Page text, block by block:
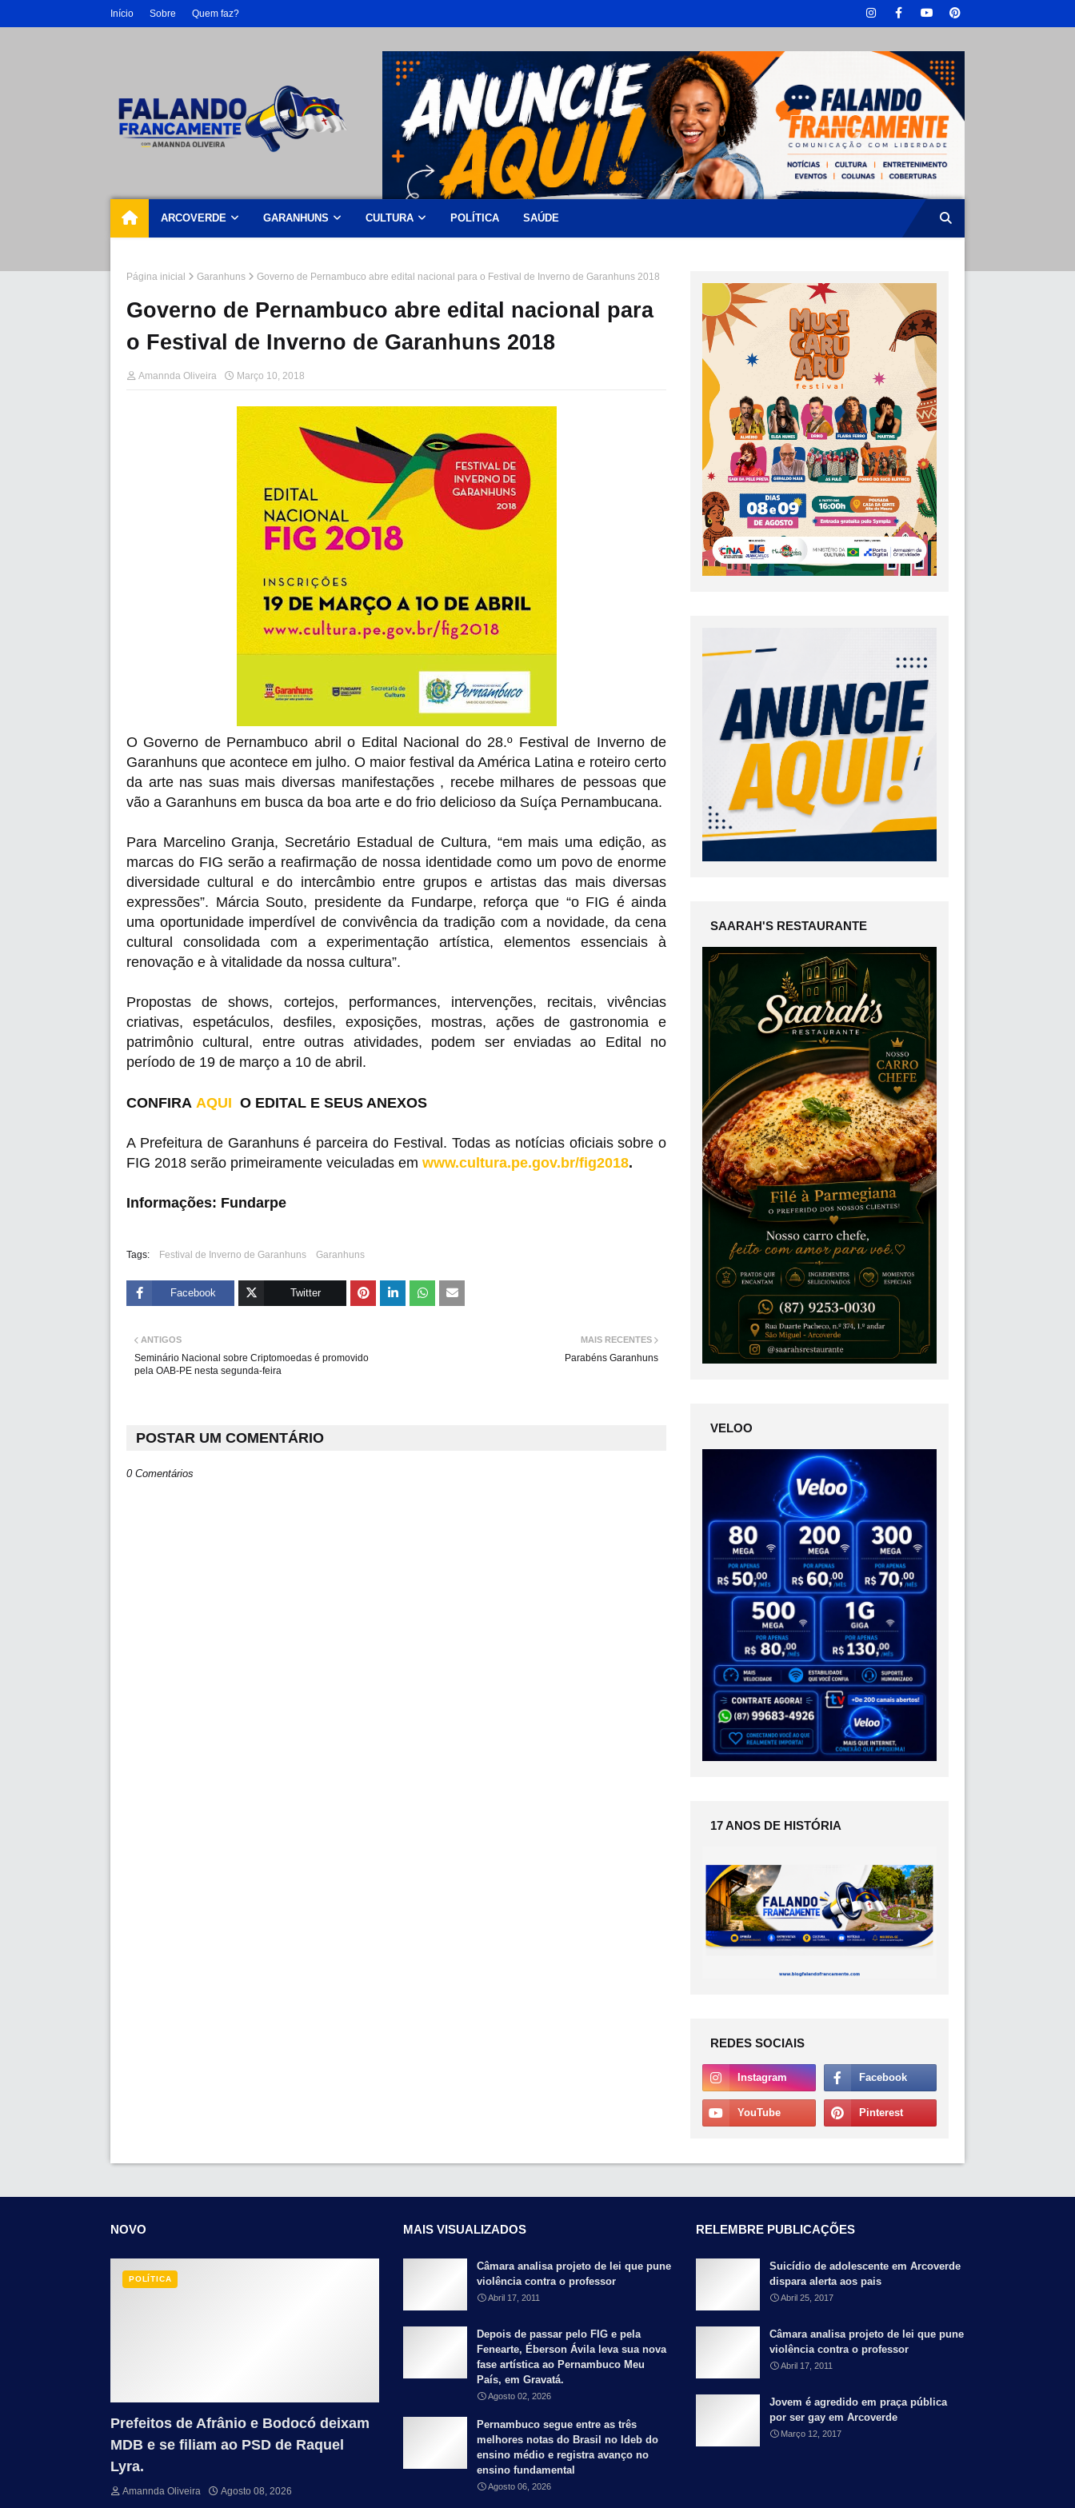
Início Sobre Quem faz?
ARCOVERDE GARANHUNS CULTURA POLÍTICA SAÚDE
Página inicial Garanhuns Governo de Pernambuco abre edital nacional para o Festival de Inverno de Garanhuns 2018
Governo de Pernambuco abre edital nacional para
o Festival de Inverno de Garanhuns 2018
Amannda Oliveira Março 10, 2018
O Governo de Pernambuco abril o Edital Nacional do 28.º Festival de Inverno de
Garanhuns que acontece em julho. O maior festival da América Latina e roteiro certo
da arte nas suas mais diversas manifestações , recebe milhares de pessoas que
vão a Garanhuns em busca da boa arte e do frio delicioso da Suíça Pernambucana.
Para Marcelino Granja, Secretário Estadual de Cultura, “em mais uma edição, as
marcas do FIG serão a reafirmação de nossa identidade como um povo de enorme
diversidade cultural e do intercâmbio entre grupos e artistas das mais diversas
expressões”. Márcia Souto, presidente da Fundarpe, reforça que “o FIG é ainda
uma oportunidade imperdível de convivência da tradição com a novidade, da cena
cultural consolidada com a experimentação artística, elementos essenciais à
renovação e à vitalidade da nossa cultura”.
Propostas de shows, cortejos, performances, intervenções, recitais, vivências
criativas, espetáculos, desfiles, exposições, mostras, ações de gastronomia e
patrimônio cultural, entre outras atividades, podem ser enviadas ao Edital no
período de 19 de março a 10 de abril.
CONFIRA AQUI O EDITAL E SEUS ANEXOS
A Prefeitura de Garanhuns é parceira do Festival. Todas as notícias oficiais sobre o
FIG 2018 serão primeiramente veiculadas em www.cultura.pe.gov.br/fig2018.
Informações: Fundarpe
Tags: Festival de Inverno de Garanhuns Garanhuns
Facebook Twitter
MAIS RECENTES
Parabéns Garanhuns
ANTIGOS
Seminário Nacional sobre Criptomoedas é promovido
pela OAB-PE nesta segunda-feira
POSTAR UM COMENTÁRIO
0 Comentários
SAARAH'S RESTAURANTE
VELOO
17 ANOS DE HISTÓRIA
REDES SOCIAIS
NOVO
POLÍTICA
Prefeitos de Afrânio e Bodocó deixam
MDB e se filiam ao PSD de Raquel
Lyra.
Amannda Oliveira Agosto 08, 2026
MAIS VISUALIZADOS
Câmara analisa projeto de lei que pune
violência contra o professor
Abril 17, 2011
Depois de passar pelo FIG e pela
Fenearte, Éberson Ávila leva sua nova
fase artística ao Pernambuco Meu
País, em Gravatá.
Agosto 02, 2026
Pernambuco segue entre as três
melhores notas do Brasil no Ideb do
ensino médio e registra avanço no
ensino fundamental
Agosto 06, 2026
RELEMBRE PUBLICAÇÕES
Suicídio de adolescente em Arcoverde
dispara alerta aos pais
Abril 25, 2017
Câmara analisa projeto de lei que pune
violência contra o professor
Abril 17, 2011
Jovem é agredido em praça pública
por ser gay em Arcoverde
Março 12, 2017